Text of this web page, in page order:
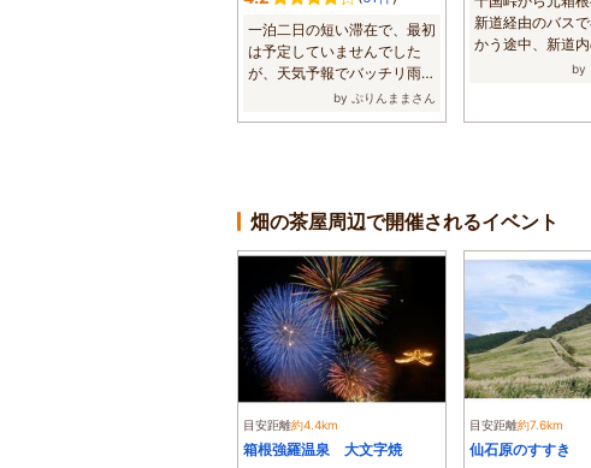
一泊二日の短い滞在で、最初
は予定していませんでした
が、天気予報でバッチリ雨と
分かった時点で...by ぷりんままさん
新道経由のバス
かう途中、新道
by
畑の茶屋周辺で開催されるイベント
目安距離約4.4km
箱根強羅温泉 大文字焼
目安距離約7.6km
仙石原のすすき